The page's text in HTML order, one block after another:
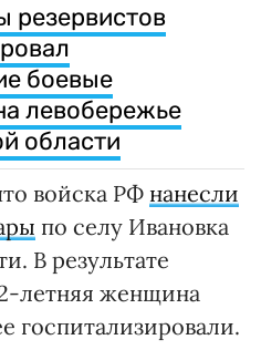
резервистов
боевые
левобережье
области
войска РФ нанесли
по селу Ивановка
В результате
летняя женщина
госпитализировали.